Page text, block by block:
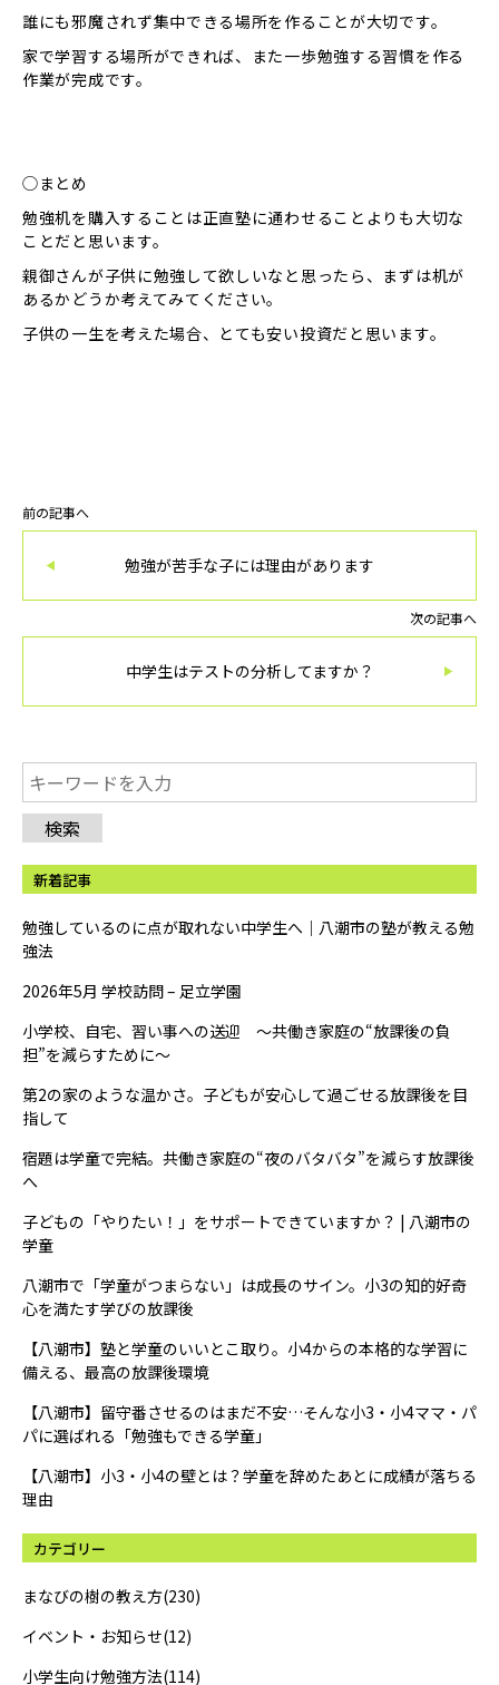
検索
新着記事
勉強しているのに点が取れない中学生へ｜八潮市の塾が教える勉
強法
2026年5月 学校訪問 – 足立学園
小学校、自宅、習い事への送迎 ～共働き家庭の“放課後の負
担”を減らすために～
第2の家のような温かさ。子どもが安心して過ごせる放課後を目
指して
宿題は学童で完結。共働き家庭の“夜のバタバタ”を減らす放課後
へ
子どもの「やりたい！」をサポートできていますか？ | 八潮市の
学童
八潮市で「学童がつまらない」は成長のサイン。小3の知的好奇
心を満たす学びの放課後
【八潮市】塾と学童のいいとこ取り。小4からの本格的な学習に
備える、最高の放課後環境
【八潮市】留守番させるのはまだ不安…そんな小3・小4ママ・パ
パに選ばれる「勉強もできる学童」
【八潮市】小3・小4の壁とは？学童を辞めたあとに成績が落ちる
理由
カテゴリー
まなびの樹の教え方(230)
イベント・お知らせ(12)
小学生向け勉強方法(114)
誰にも邪魔されず集中できる場所を作ることが大切です。
家で学習する場所ができれば、また一歩勉強する習慣を作る
作業が完成です。
◯まとめ
勉強机を購入することは正直塾に通わせることよりも大切な
ことだと思います。
親御さんが子供に勉強して欲しいなと思ったら、まずは机が
あるかどうか考えてみてください。
子供の一生を考えた場合、とても安い投資だと思います。
前の記事へ
勉強が苦手な子には理由があります
次の記事へ
中学生はテストの分析してますか？